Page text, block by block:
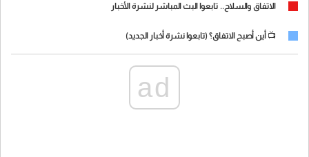
الاتفاق والسلاح.. تابعوا البث المباشر لنشرة الأخبار
📺 أين أصبح الاتفاق؟ (تابعوا نشرة أخبار الجديد)
ad